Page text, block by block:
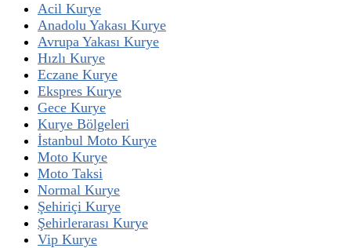
Acil Kurye
Anadolu Yakası Kurye
Avrupa Yakası Kurye
Hızlı Kurye
Eczane Kurye
Ekspres Kurye
Gece Kurye
Kurye Bölgeleri
İstanbul Moto Kurye
Moto Kurye
Moto Taksi
Normal Kurye
Şehiriçi Kurye
Şehirlerarası Kurye
Vip Kurye